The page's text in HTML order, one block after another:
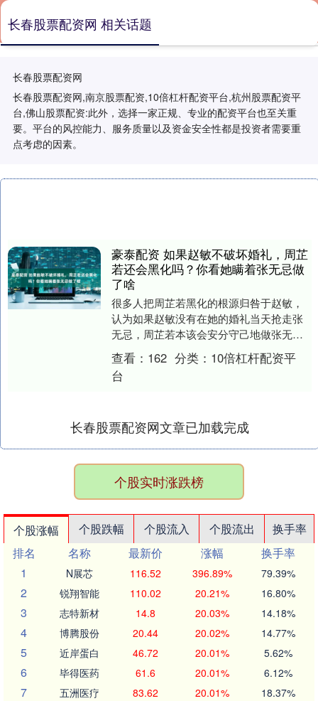
长春股票配资网
长春股票配资网,南京股票配资,10倍杠杆配资平台,杭州股票配资平
台,佛山股票配资:此外，选择一家正规、专业的配资平台也至关重
要。平台的风控能力、服务质量以及资金安全性都是投资者需要重
点考虑的因素。
长春股票配资网 相关话题
豪泰配资 如果赵敏不破坏婚礼，周芷
若还会黑化吗？你看她瞒着张无忌做
了啥
很多人把周芷若黑化的根源归咎于赵敏，
认为如果赵敏没有在她的婚礼当天抢走张
无忌，周芷若本该会安分守己地做张无忌
的妻子，而不会去练那种阴毒的武功——
九阴白骨爪。但事....
查看： 162 分类： 10倍杠杆配资平
台
长春股票配资网文章已加载完成
个股实时涨跌榜
个股涨幅 个股跌幅 个股流入 个股流出
换手率
排名
名称 最新价 涨幅
换手率
1
N展芯 116.52 396.89% 79.39%
2 锐翔智能 110.02 20.21% 16.80%
3 志特新材 14.8 20.03% 14.18%
4 博腾股份 20.44 20.02% 14.77%
5 近岸蛋白 46.72 20.01% 5.62%
6 毕得医药 61.6 20.01% 6.12%
7 五洲医疗 83.62 20.01% 18.37%